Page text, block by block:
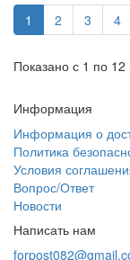
1 2 3 4
Показано с 1 по 12
Информация
Информация о
Политика
Условия
Вопрос/Ответ
Новости
Написать нам